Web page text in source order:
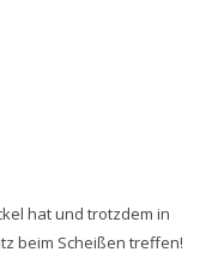
hat und trotzdem in
beim Scheißen treffen!